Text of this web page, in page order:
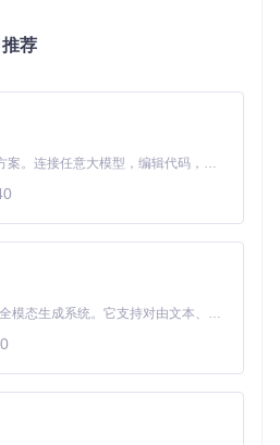
当于每1000台设备减少373次人工
Windows权限壁垒，其核心是
现的"权限接力"机制。这类似于医院
用
产线的实战考验
测试
线部署中面临三大挑战：设备种类
持Windows 7/10/11三系统并存、
通过集成libwdi实现三大改进：
荐
Claude Code 的开源替代方案。连接任意大模型，编辑代码，运行命令，自动验证 — 全自动执行。用 Rust 构建，极致性能。 ｜ An open-source alternative to Claude Code. Connect any LLM, edit code, run commands, and verify changes — autonomously. Built in Rust for speed. Get Started
MiniMax H3 是一个通用的全模态生成系统。它支持对由文本、图像、视频和音频组成的多模态上下文进行统一理解，并能生成分辨率高达 2K、时长可达 15 秒的带原生立体声音频的视频。得益于面向任务泛化的系统设计，H3 在预训练阶段就已具备广泛的多模态上下文理解与生成能力，能够出色地执行复杂的多模态指令。
0